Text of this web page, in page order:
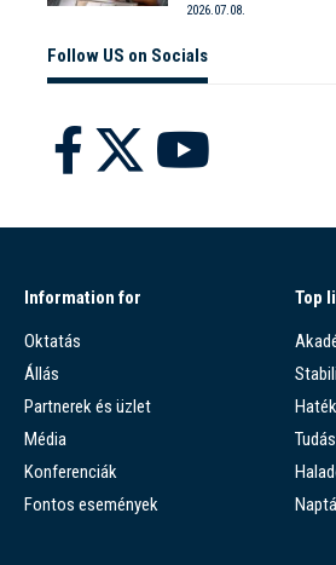
2026.07.08.
Follow US on Socials
Information for
Oktatás
Állás
Partnerek és üzlet
Média
Konferenciák
Fontos események
Top